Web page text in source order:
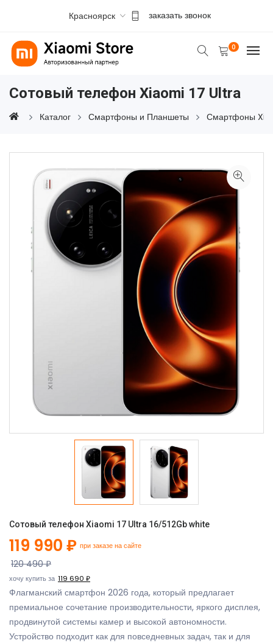
Красноярск заказать звонок
0
Сотовый телефон Xiaomi 17 Ultra
Каталог Смартфоны и Планшеты Смартфоны
Сотовый телефон Xiaomi 17 Ultra 16/512Gb white
119 990 ₽ при заказе на сайте
120 490 ₽
хочу купить за 119 690 ₽
Флагманский смартфон 2026 года, который предлагает
премиальное сочетание производительности, яркого дисплея,
продвинутой системы камер и высокой автономности.
Устройство подходит как для повседневных задач, так и для